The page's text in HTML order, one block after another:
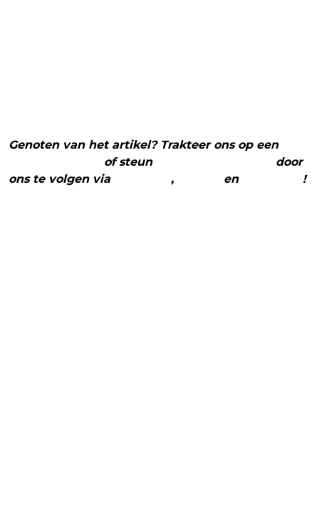
Genoten van het artikel? Trakteer ons op een
of steun
door
ons te volgen via
, en !